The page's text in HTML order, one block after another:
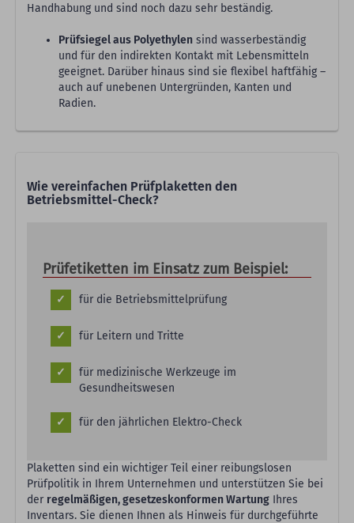
Handhabung und sind noch dazu sehr beständig.
Prüfsiegel aus Polyethylen sind wasserbeständig
und für den indirekten Kontakt mit Lebensmitteln
geeignet. Darüber hinaus sind sie flexibel haftfähig –
auch auf unebenen Untergründen, Kanten und
Radien.
Wie vereinfachen Prüfplaketten den
Betriebsmittel-Check?
Prüfetiketten im Einsatz zum Beispiel:
für die Betriebsmittelprüfung
für Leitern und Tritte
für medizinische Werkzeuge im
Gesundheitswesen
für den jährlichen Elektro-Check
Plaketten sind ein wichtiger Teil einer reibungslosen
Prüfpolitik in Ihrem Unternehmen und unterstützen Sie bei
der regelmäßigen, gesetzeskonformen Wartung Ihres
Inventars. Sie dienen Ihnen als Hinweis für durchgeführte